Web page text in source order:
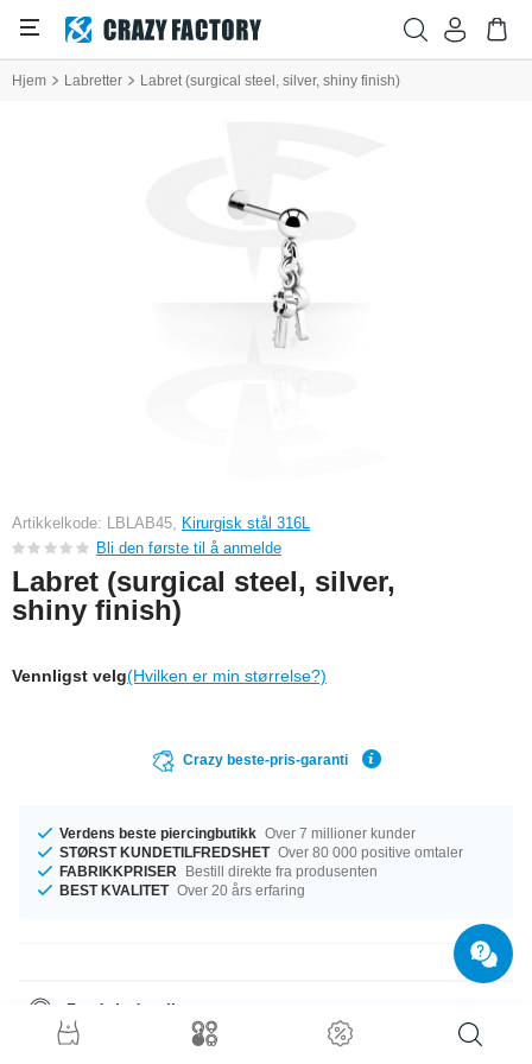
Hjem Labretter Labret (surgical steel, silver, shiny finish)
Artikkelkode: LBLAB45, Kirurgisk stål 316L
Bli den første til å anmelde
Labret (surgical steel, silver,
shiny finish)
Vennligst velg(Hvilken er min størrelse?)
Crazy beste-pris-garanti
Verdens beste piercingbutikk Over 7 millioner kunder
STØRST KUNDETILFREDSHET Over 80 000 positive omtaler
FABRIKKPRISER
Bestill direkte fra produsenten
BEST KVALITET Over 20 års erfaring
Produktdetaljer
Tilgjengelig med et mål på 1.2 mm. Vi har diametre fra 4 mm til 22 mm på